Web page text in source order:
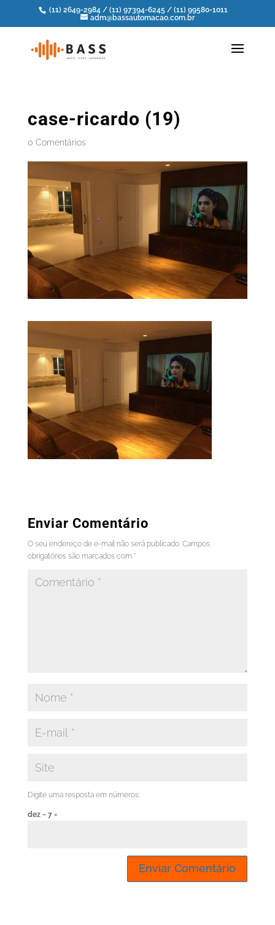
(11) 2649-2984/(11) 97394-6245/(11) 99580-1011
adm@bassautomacao.com.br
case-ricardo (19)
0 Comentários
Enviar Comentário
O seu endereço de e-mail não será publicado. Campos
obrigatórios são marcados com *
Digite uma resposta em números:
dez − 7 =